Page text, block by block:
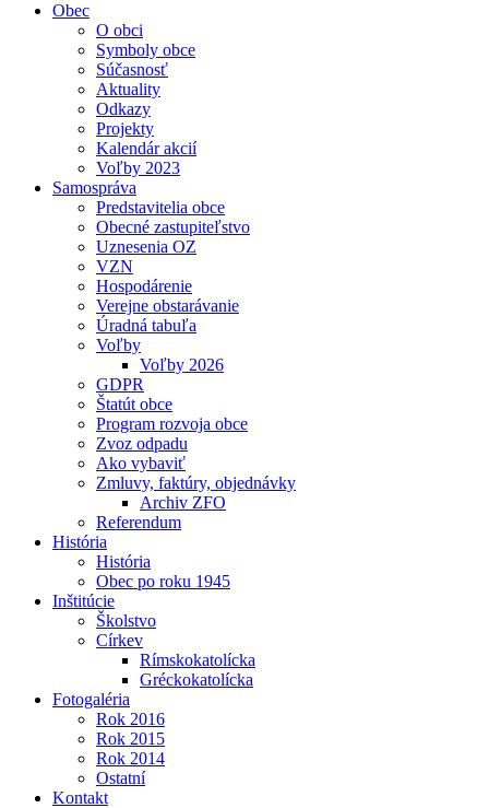
Obec
O obci
Symboly obce
Súčasnosť
Aktuality
Odkazy
Projekty
Kalendár akcií
Voľby 2023
Samospráva
Predstavitelia obce
Obecné zastupiteľstvo
Uznesenia OZ
VZN
Hospodárenie
Verejne obstarávanie
Úradná tabuľa
Voľby
Voľby 2026
GDPR
Štatút obce
Program rozvoja obce
Zvoz odpadu
Ako vybaviť
Zmluvy, faktúry, objednávky
Archiv ZFO
Referendum
História
História
Obec po roku 1945
Inštitúcie
Školstvo
Církev
Rímskokatolícka
Gréckokatolícka
Fotogaléria
Rok 2016
Rok 2015
Rok 2014
Ostatní
Kontakt